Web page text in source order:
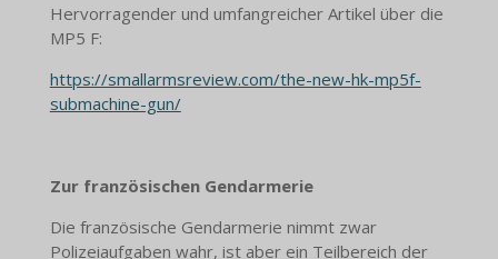
Hervorragender und umfangreicher Artikel über die
MP5 F:
https://smallarmsreview.com/the-new-hk-mp5f-
submachine-gun/
Zur französischen Gendarmerie
Die französische Gendarmerie nimmt zwar
Polizeiaufgaben wahr, ist aber ein Teilbereich der